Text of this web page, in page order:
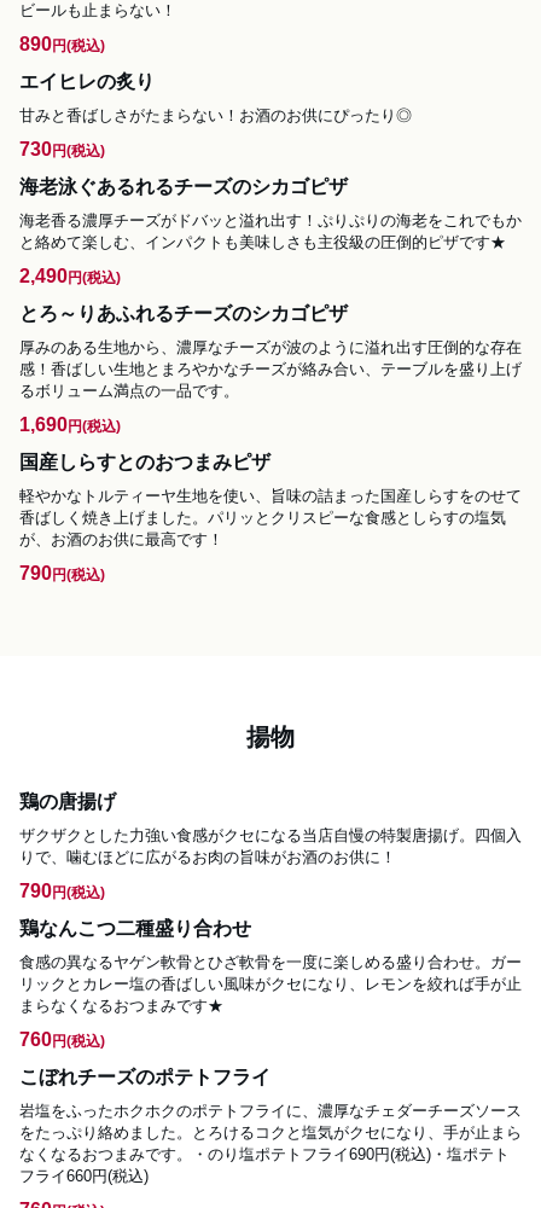
ビールも止まらない！
890円(税込)
エイヒレの炙り
甘みと香ばしさがたまらない！お酒のお供にぴったり◎
730円(税込)
海老泳ぐあるれるチーズのシカゴピザ
海老香る濃厚チーズがドバッと溢れ出す！ぷりぷりの海老をこれでもか
と絡めて楽しむ、インパクトも美味しさも主役級の圧倒的ピザです★
2,490円(税込)
とろ～りあふれるチーズのシカゴピザ
厚みのある生地から、濃厚なチーズが波のように溢れ出す圧倒的な存在
感！香ばしい生地とまろやかなチーズが絡み合い、テーブルを盛り上げ
るボリューム満点の一品です。
1,690円(税込)
国産しらすとのおつまみピザ
軽やかなトルティーヤ生地を使い、旨味の詰まった国産しらすをのせて
香ばしく焼き上げました。パリッとクリスピーな食感としらすの塩気
が、お酒のお供に最高です！
790円(税込)
揚物
鶏の唐揚げ
ザクザクとした力強い食感がクセになる当店自慢の特製唐揚げ。四個入
りで、噛むほどに広がるお肉の旨味がお酒のお供に！
790円(税込)
鶏なんこつ二種盛り合わせ
食感の異なるヤゲン軟骨とひざ軟骨を一度に楽しめる盛り合わせ。ガー
リックとカレー塩の香ばしい風味がクセになり、レモンを絞れば手が止
まらなくなるおつまみです★
760円(税込)
こぼれチーズのポテトフライ
岩塩をふったホクホクのポテトフライに、濃厚なチェダーチーズソース
をたっぷり絡めました。とろけるコクと塩気がクセになり、手が止まら
なくなるおつまみです。・のり塩ポテトフライ690円(税込)・塩ポテト
フライ660円(税込)